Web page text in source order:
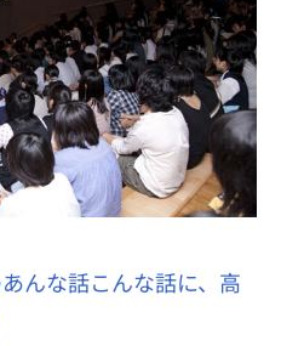
んな話こんな話に、高